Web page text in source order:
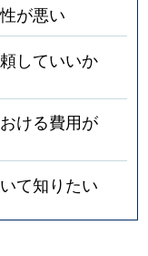
が悪い
していいか
ける費用が
て知りたい